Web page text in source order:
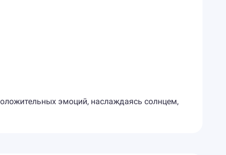
эмоций, наслаждаясь солнцем,